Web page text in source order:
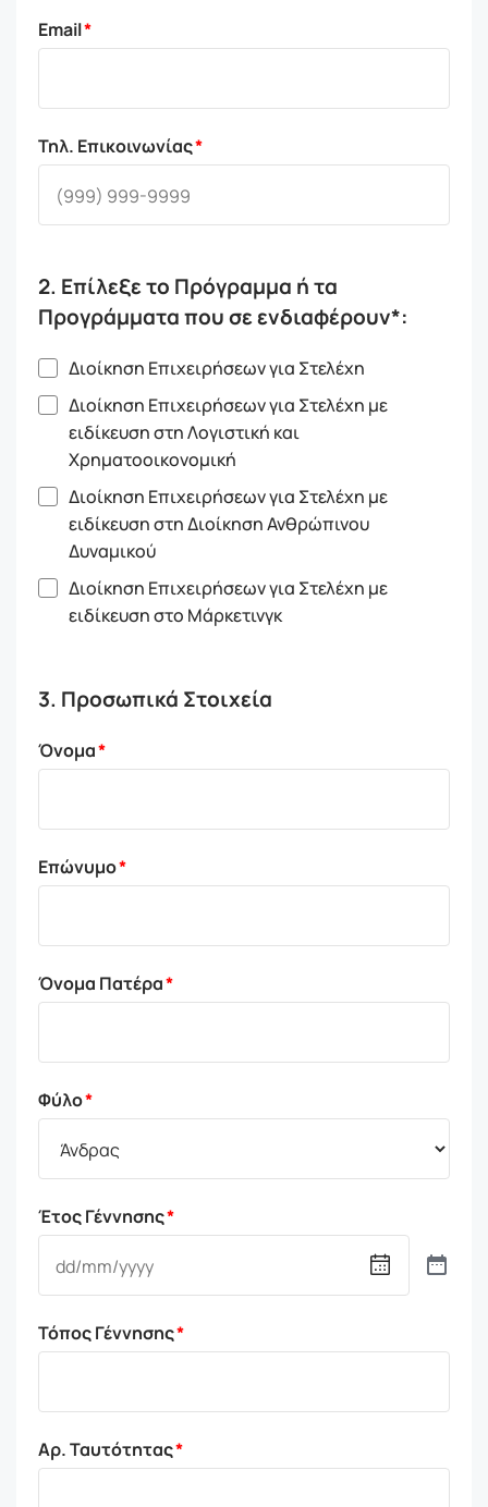
Email
Τηλ. Επικοινωνίας
2. Επίλεξε το Πρόγραμμα ή τα
Προγράμματα που σε ενδιαφέρουν*:
Διοίκηση Επιχειρήσεων για Στελέχη
Διοίκηση Επιχειρήσεων για Στελέχη με
ειδίκευση στη Λογιστική και
Χρηματοοικονομική
Διοίκηση Επιχειρήσεων για Στελέχη με
ειδίκευση στη Διοίκηση Ανθρώπινου
Δυναμικού
Διοίκηση Επιχειρήσεων για Στελέχη με
ειδίκευση στο Μάρκετινγκ
3. Προσωπικά Στοιχεία
Όνομα
Επώνυμο
Όνομα Πατέρα
Φύλο
Έτος Γέννησης
Τόπος Γέννησης
Αρ. Ταυτότητας